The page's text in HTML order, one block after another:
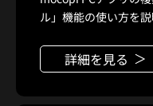
ル」機能の使い方を説
詳細を見る